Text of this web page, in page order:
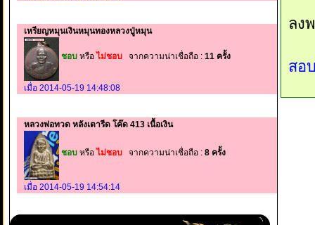
เหรียญหมุนเงินหมุนทองหลวงปู่หมุน
ชอบ หรือ ไม่ชอบ จากความน่าเชื่อถือ : 11 ครั้ง
เมื่อ 2014-05-19 14:48:08
หลวงพ่อทวด หลังเตารีด โค๊ด 413 เนื้อเงิน
ชอบ หรือ ไม่ชอบ จากความน่าเชื่อถือ : 8 ครั้ง
เมื่อ 2014-05-19 14:54:14
ลง
สอ